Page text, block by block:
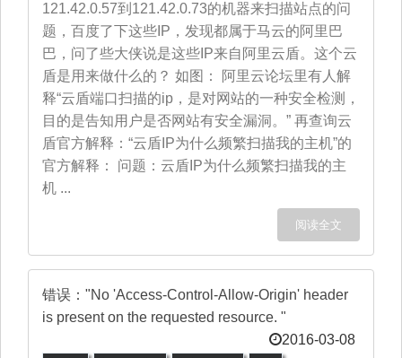
121.42.0.57到121.42.0.73的机器来扫描站点的问
题，百度了下这些IP，发现都属于马云的阿里巴
巴，问了些大侠说是这些IP来自阿里云盾。这个云
盾是用来做什么的？ 如图： 阿里云论坛里有人解
释“云盾端口扫描的ip，是对网站的一种安全检测，
目的是告知用户是否网站有安全漏洞。” 再查询云
盾官方解释：“云盾IP为什么频繁扫描我的主机”的
官方解释： 问题：云盾IP为什么频繁扫描我的主
机 ...
阅读全文
错误："No 'Access-Control-Allow-Origin' header
is present on the requested resource. "
2016-03-08